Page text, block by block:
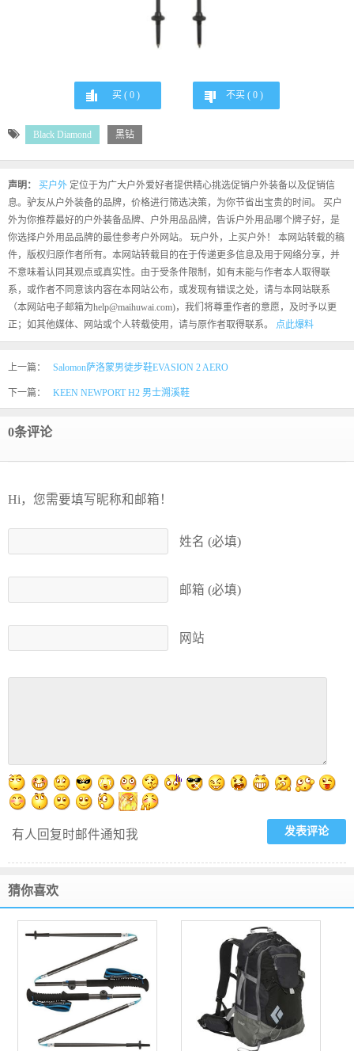
买 ( 0) 不买 ( 0)
Black Diamond 黑钻
声明： 买户外 定位于为广大户外爱好者提供精心挑选促销户外装备以及促销信
息。驴友从户外装备的品牌，价格进行筛选决策，为你节省出宝贵的时间。 买户
外为你推荐最好的户外装备品牌、户外用品品牌，告诉户外用品哪个牌子好，是
你选择户外用品品牌的最佳参考户外网站。 玩户外，上买户外！ 本网站转载的稿
件，版权归原作者所有。本网站转载目的在于传递更多信息及用于网络分享，并
不意味着认同其观点或真实性。由于受条件限制，如有未能与作者本人取得联
系，或作者不同意该内容在本网站公布，或发现有错误之处，请与本网站联系
（本网站电子邮箱为help@maihuwai.com)，我们将尊重作者的意愿，及时予以更
正；如其他媒体、网站或个人转载使用，请与原作者取得联系。 点此爆料
上一篇： Salomon萨洛蒙男徒步鞋EVASION 2 AERO
下一篇： KEEN NEWPORT H2 男士溯溪鞋
0条评论
Hi，您需要填写昵称和邮箱！
姓名 (必填)
邮箱 (必填)
网站
有人回复时邮件通知我
猜你喜欢